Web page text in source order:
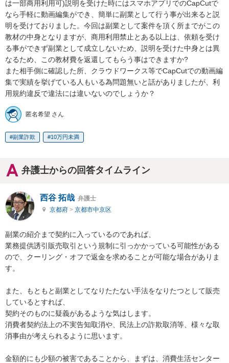
は一部商用利用可)説明を受けた時にはスマホアプリでのCapCutで
なら手軽に動画編集ができ、簡単に副業として行う事が出来ると説
明を受けておりました。今回は副業として案件を頂く所までがこの
教材の中身となりますが、商用利用禁止とある以上は、依頼を受け
る事ができず副業として成立しないため、説明を受けた中身とは異
なるため、この教材費を返還してもらう事はできますか?
また相手側に確認した所、クラウドワークス等でCapCutでの動画編
集で実績を挙げている人もいる為問題無いと話がありましたが、利
用規約違反で違法には違いないのでしょうか？
匿名希望 さん
副業詐欺 10万円未満
弁護士からの回答タイムライン
西谷 拓哉 弁護士
京都府 > 京都市中京区
副業の紹介まで契約に入っているのであれば、
業務提供誘引販売取引という規制に引っかかっている可能性がある
ので、クーリング・オフで返金を求めることが可能な場合がありま
す。
また、もともと副業としてなりたたない手法をなりたつとして販売
しているとすれば、
契約そのものに疑義があるような気はします。
消費者契約法上の不実告知取消や、民法上の詐欺取消等、様々な取
消事由が考えられるように思います。
金額的にも少額の被害であることから、まずは、消費生活センター